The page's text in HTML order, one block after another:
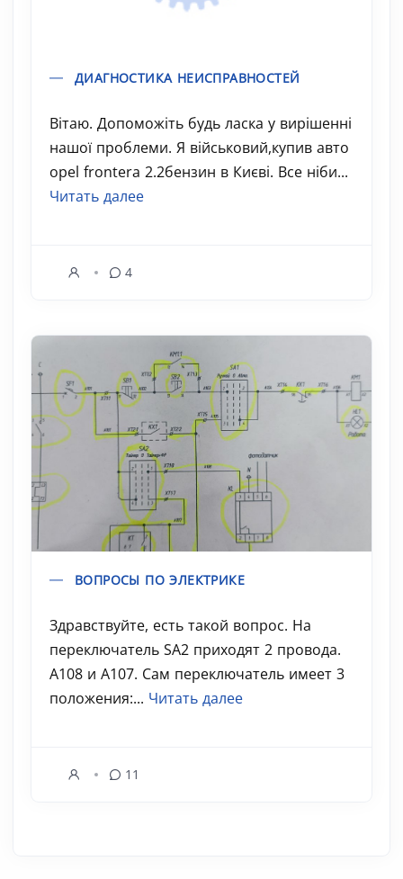
ДИАГНОСТИКА НЕИСПРАВНОСТЕЙ
Вітаю. Допоможіть будь ласка у вирішенні
нашої проблеми. Я військовий,купив авто
opel frontera 2.2бензин в Києві. Все ніби...
Читать далее
4
ВОПРОСЫ ПО ЭЛЕКТРИКЕ
Здравствуйте, есть такой вопрос. На
переключатель SA2 приходят 2 провода.
А108 и А107. Сам переключатель имеет 3
положения:... Читать далее
11